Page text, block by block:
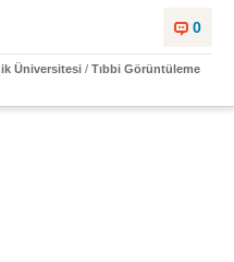
0
Üniversitesi / Tıbbi Görüntüleme